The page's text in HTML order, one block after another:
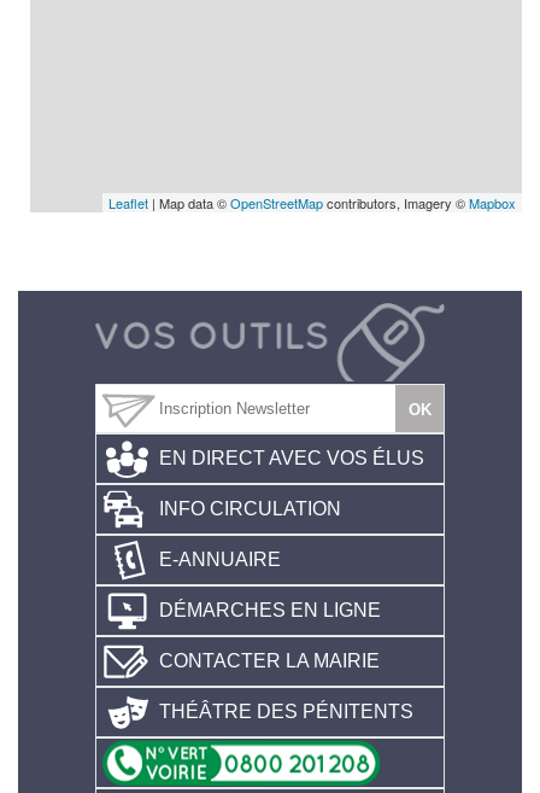
Leaflet | Map data ©OpenStreetMapcontributors, Imagery ©Mapbox
EN DIRECT AVEC VOS ÉLUS
INFO CIRCULATION
E-ANNUAIRE
DÉMARCHES EN LIGNE
CONTACTER LA MAIRIE
THÉÂTRE DES PÉNITENTS